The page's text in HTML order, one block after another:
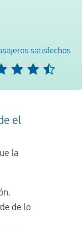
satisfechos
el
la
de lo